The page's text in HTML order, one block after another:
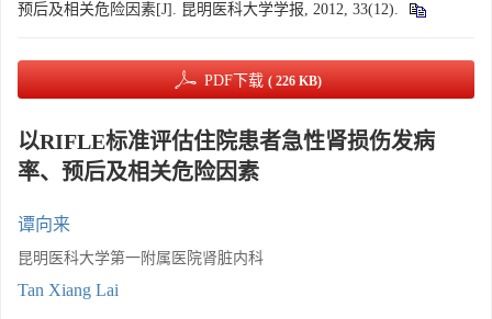
预后及相关危险因素[J]. 昆明医科大学学报, 2012, 33(12).
PDF下载 ( 226 KB)
以RIFLE标准评估住院患者急性肾损伤发病
率、预后及相关危险因素
谭向来
昆明医科大学第一附属医院肾脏内科
Tan Xiang Lai